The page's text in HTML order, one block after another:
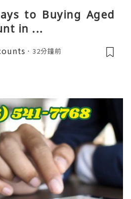
to Buying Aged
in ...
32分鐘前